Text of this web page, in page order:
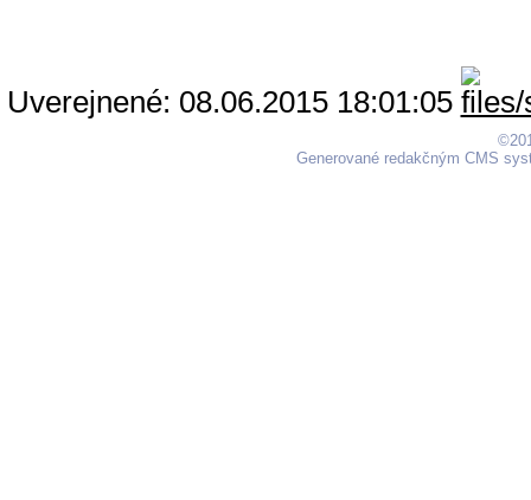
Uverejnené: 08.06.2015 18:01:05
Generované redakčným CMS